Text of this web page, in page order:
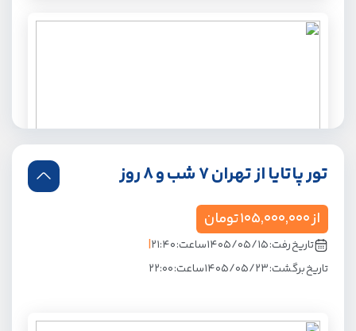
هتل ملیا پاتایا Meliá Pattaya Hotel
★
★
★
★
★
166,000,000تومان
رزرو تـــور
تور پاتایا از تهران 7 شب و 8 روز
از105,000,000تومان
تاریخ رفت: 1405/05/15 ساعت: 21:40 |
تاریخ برگشت: 1405/05/23 ساعت: 22:00